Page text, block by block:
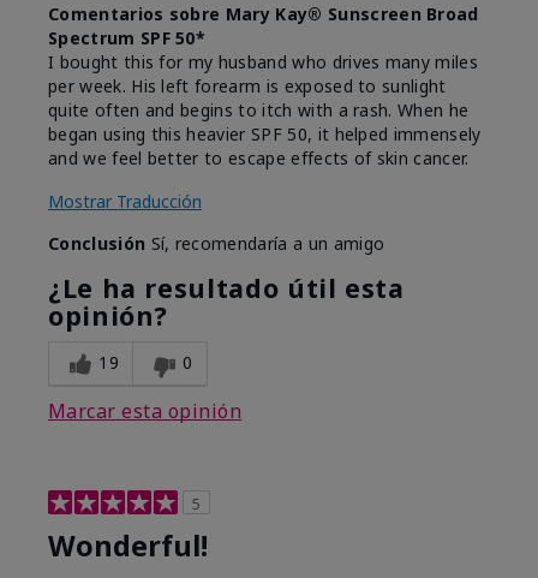
Comentarios sobre Mary Kay® Sunscreen Broad
Spectrum SPF 50*
I bought this for my husband who drives many miles
per week. His left forearm is exposed to sunlight
quite often and begins to itch with a rash. When he
began using this heavier SPF 50, it helped immensely
and we feel better to escape effects of skin cancer.
Mostrar Traducción
Conclusión Sí, recomendaría a un amigo
¿Le ha resultado útil esta
opinión?
19 0
Marcar esta opinión
5
Wonderful!